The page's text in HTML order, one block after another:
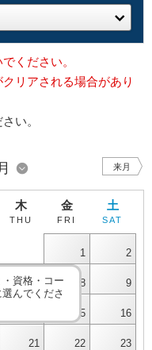
ください。
リアされる場合があり
い。
来月
木
THU
金
FRI
土
SAT
1 2
7 8 9
15 16
21 22 23
資格・コー
んでくださ